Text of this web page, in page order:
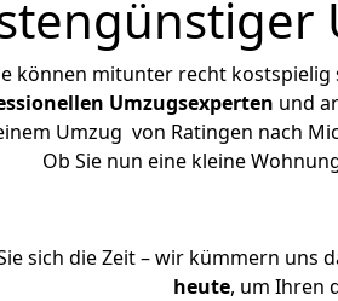
können mitunter recht kostspielig
Umzugsexperten und
Umzug von Ratingen nach
Ob Sie nun eine kleine
sich die Zeit – wir kümmern uns
heute, um Ihren